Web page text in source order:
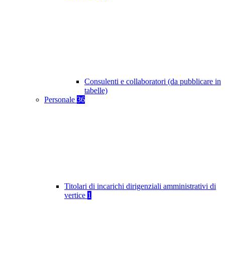
Consulenti e collaboratori (da pubblicare in
tabelle)
Personale 36
Titolari di incarichi dirigenziali amministrativi di
vertice 1